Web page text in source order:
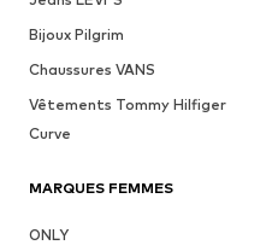
Bijoux Pilgrim
Chaussures VANS
Vêtements Tommy Hilfiger
Curve
MARQUES FEMMES
ONLY